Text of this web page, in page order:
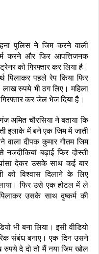
पुलिस ने जिम करने वाली
करने और फिर आपत्तिजनक
को गिरफ्तार कर लिया है।
पिलाकर पहले रेप किया फिर
लाख रुपये भी ठग लिए। महिला
कर जेल भेज दिया है।
अमित चौरसिया ने बताया कि
इलाके में बने एक जिम में जाती
वाला दीपक कुमार गौतम जिम
बढ़ाई फिर दोस्ती
देकर उसके साथ कई बार
को विश्वास दिलाने के लिए
फिर उसे एक होटल में ले
उसके साथ दुष्कर्म की
भी बना लिया। इसी वीडियो
संबंध बनाए। एक दिन उसने
दे दो तो मैं नया जिम खोल